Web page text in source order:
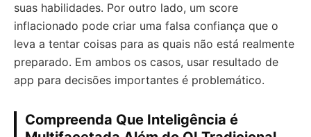
suas habilidades. Por outro lado, um score
inflacionado pode criar uma falsa confiança que o
leva a tentar coisas para as quais não está realmente
preparado. Em ambos os casos, usar resultado de
app para decisões importantes é problemático.
Compreenda Que Inteligência é